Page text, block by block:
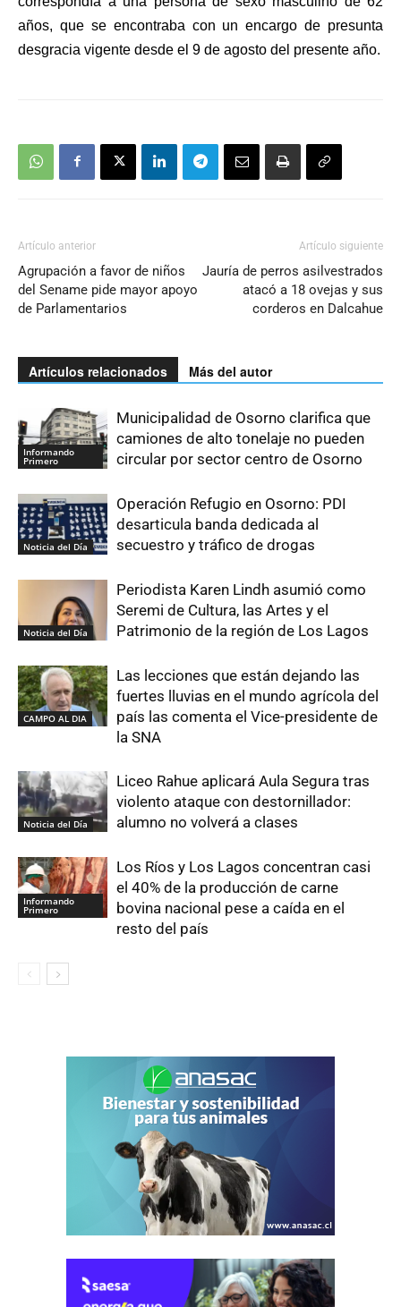
años, que se encontraba con un encargo de presunta
desgracia vigente desde el 9 de agosto del presente año.
Artículo anterior
Agrupación a favor de niños
del Sename pide mayor apoyo
de Parlamentarios
Artículo siguiente
Jauría de perros asilvestrados
atacó a 18 ovejas y sus
corderos en Dalcahue
Artículos relacionados Más del autor
Informando
Primero
Municipalidad de Osorno clarifica que
camiones de alto tonelaje no pueden
circular por sector centro de Osorno
Noticia del Día
Operación Refugio en Osorno: PDI
desarticula banda dedicada al
secuestro y tráfico de drogas
Noticia del Día
Periodista Karen Lindh asumió como
Seremi de Cultura, las Artes y el
Patrimonio de la región de Los Lagos
CAMPO AL DIA
Las lecciones que están dejando las
fuertes lluvias en el mundo agrícola del
país las comenta el Vice-presidente de
la SNA
Noticia del Día
Liceo Rahue aplicará Aula Segura tras
violento ataque con destornillador:
alumno no volverá a clases
Informando
Primero
Los Ríos y Los Lagos concentran casi
el 40% de la producción de carne
bovina nacional pese a caída en el
resto del país